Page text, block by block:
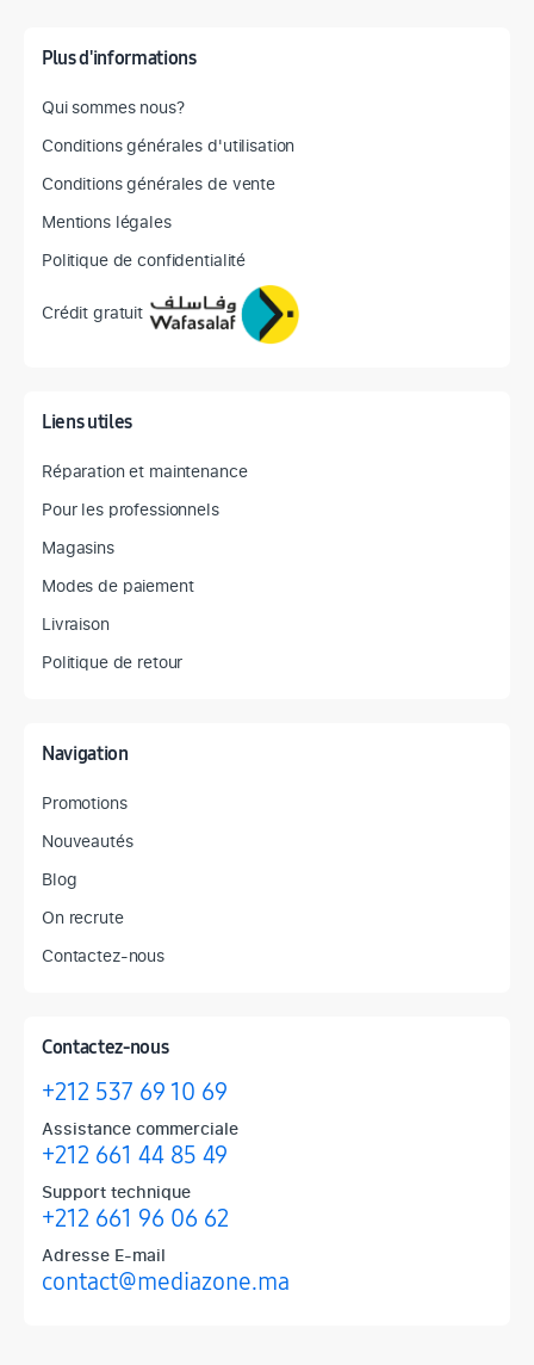
Plus d'informations
Qui sommes nous?
Conditions générales d'utilisation
Conditions générales de vente
Mentions légales
Politique de confidentialité
Crédit gratuit
Liens utiles
Réparation et maintenance
Pour les professionnels
Magasins
Modes de paiement
Livraison
Politique de retour
Navigation
Promotions
Nouveautés
Blog
On recrute
Contactez-nous
Contactez-nous
+212 537 69 10 69
Assistance commerciale
+212 661 44 85 49
Support technique
+212 661 96 06 62
Adresse E-mail
contact@mediazone.ma